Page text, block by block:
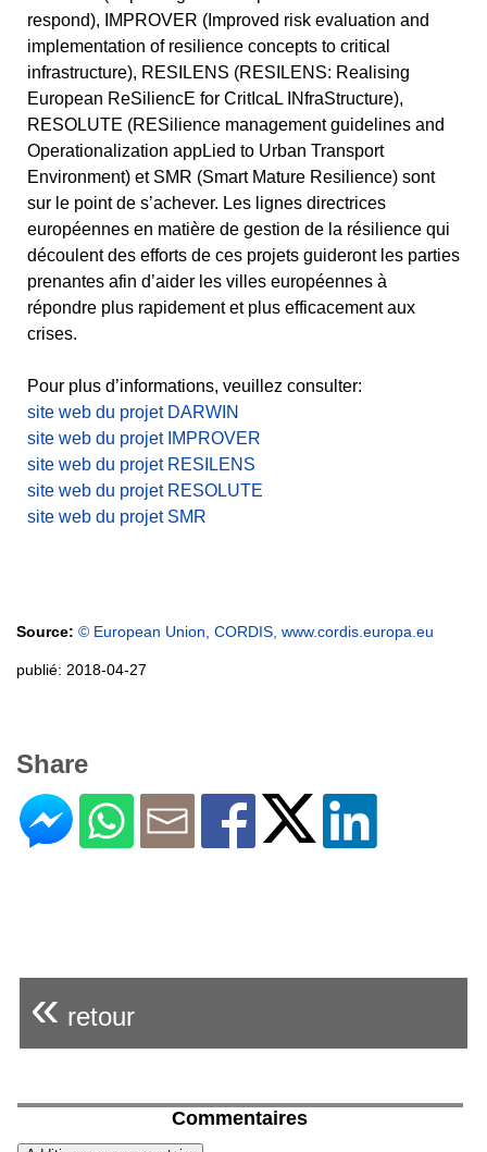
respond), IMPROVER (Improved risk evaluation and
implementation of resilience concepts to critical
infrastructure), RESILENS (RESILENS: Realising
European ReSiliencE for CritIcaL INfraStructure),
RESOLUTE (RESilience management guidelines and
Operationalization appLied to Urban Transport
Environment) et SMR (Smart Mature Resilience) sont
sur le point de s’achever. Les lignes directrices
européennes en matière de gestion de la résilience qui
découlent des efforts de ces projets guideront les parties
prenantes afin d’aider les villes européennes à
répondre plus rapidement et plus efficacement aux
crises.
Pour plus d’informations, veuillez consulter:
site web du projet DARWIN
site web du projet IMPROVER
site web du projet RESILENS
site web du projet RESOLUTE
site web du projet SMR
Source: © European Union, CORDIS, www.cordis.europa.eu
publié: 2018-04-27
Share
« retour
Commentaires